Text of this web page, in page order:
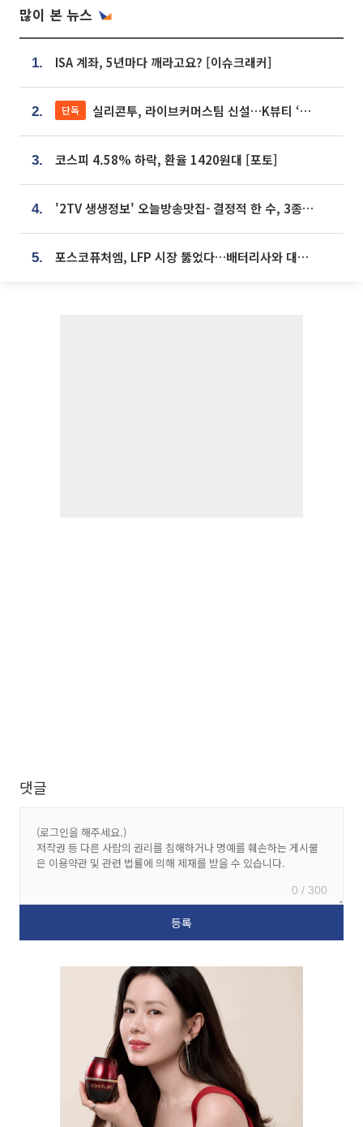
많이 본 뉴스
1. ISA 계좌, 5년마다 깨라고요? [이슈크래커]
2. 단독 실리콘투, 라이브커머스팀 신설…K뷰티 ‘글로벌 판매망’ 확대[K뷰티 라방戰]
3. 코스피 4.58% 하락, 환율 1420원대 [포토]
4. '2TV 생생정보' 오늘방송맛집- 결정적 한 수, 3종 메밀면! 메밀 소바 맛집 '의○○○○'
5. 포스코퓨처엠, LFP 시장 뚫었다…배터리사와 대규모 장기 공급 합의
댓글
0 / 300